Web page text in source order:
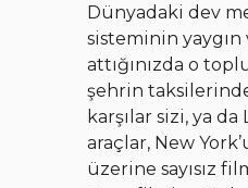
Dünyadaki dev
sisteminin
attığınızda o
şehrin
karşılar sizi, ya
araçlar, New
üzerine sayısız